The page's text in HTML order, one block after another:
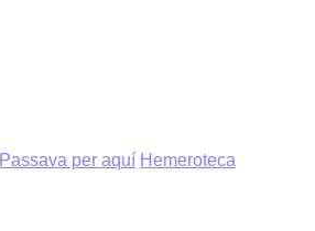
Passava per aquí Hemeroteca